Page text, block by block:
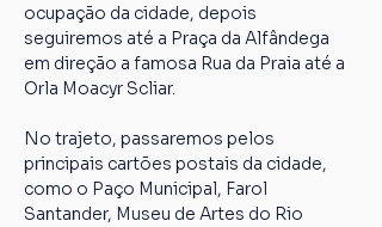
ocupação da cidade, depois
seguiremos até a Praça da Alfândega
em direção a famosa Rua da Praia até a
Orla Moacyr Scliar.
No trajeto, passaremos pelos
principais cartões postais da cidade,
como o Paço Municipal, Farol
Santander, Museu de Artes do Rio